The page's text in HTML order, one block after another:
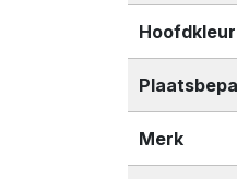
Hoofdkleur
Merk